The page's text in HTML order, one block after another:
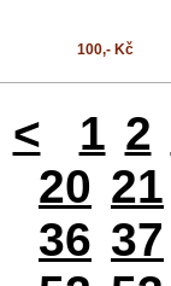
100,- Kč
< 1 2
20 21
36 37